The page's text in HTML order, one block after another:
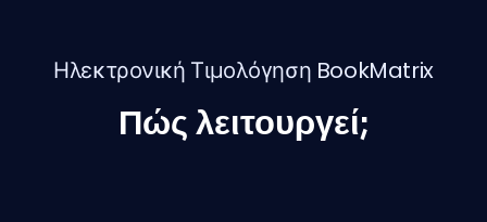
Ηλεκτρονική Τιμολόγηση BookMatrix
Πώς λειτουργεί;